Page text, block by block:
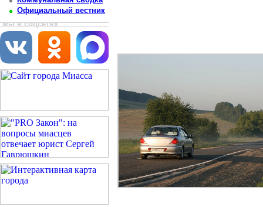
Официальный вестник
мы в соцсетях